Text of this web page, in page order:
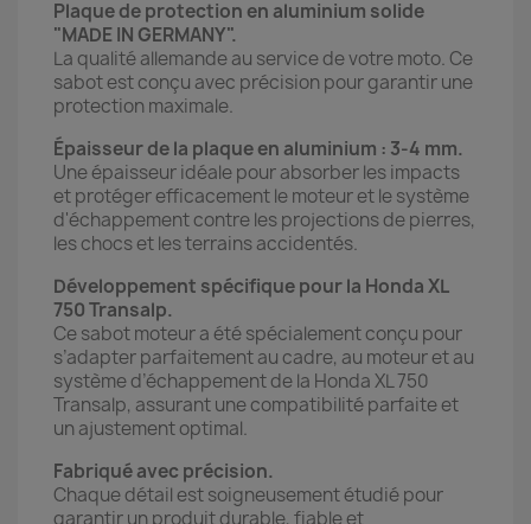
Plaque de protection en aluminium solide
"MADE IN GERMANY".
La qualité allemande au service de votre moto. Ce
sabot est conçu avec précision pour garantir une
protection maximale.
Épaisseur de la plaque en aluminium : 3-4 mm.
Une épaisseur idéale pour absorber les impacts
et protéger efficacement le moteur et le système
d'échappement contre les projections de pierres,
les chocs et les terrains accidentés.
Développement spécifique pour la Honda XL
750 Transalp.
Ce sabot moteur a été spécialement conçu pour
s’adapter parfaitement au cadre, au moteur et au
système d’échappement de la Honda XL 750
Transalp, assurant une compatibilité parfaite et
un ajustement optimal.
Fabriqué avec précision.
Chaque détail est soigneusement étudié pour
garantir un produit durable, fiable et